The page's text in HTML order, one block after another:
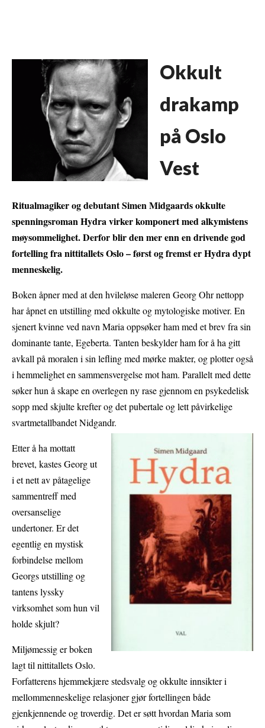
Okkult
drakamp
på Oslo
Vest
Ritualmagiker og debutant Simen Midgaards okkulte
spenningsroman Hydra virker komponert med alkymistens
møysommelighet. Derfor blir den mer enn en drivende god
fortelling fra nittitallets Oslo – først og fremst er Hydra dypt
menneskelig.
Boken åpner med at den hvileløse maleren Georg Ohr nettopp
har åpnet en utstilling med okkulte og mytologiske motiver. En
sjenert kvinne ved navn Maria oppsøker ham med et brev fra sin
dominante tante, Egeberta. Tanten beskylder ham for å ha gitt
avkall på moralen i sin lefling med mørke makter, og plotter også
i hemmelighet en sammensvergelse mot ham. Parallelt med dette
søker hun å skape en overlegen ny rase gjennom en psykedelisk
sopp med skjulte krefter og det pubertale og lett påvirkelige
svartmetallbandet Nidgandr.
Etter å ha mottatt
brevet, kastes Georg ut
i et nett av påtagelige
sammentreff med
oversanselige
undertoner. Er det
egentlig en mystisk
forbindelse mellom
Georgs utstilling og
tantens lyssky
virksomhet som hun vil
holde skjult?
Miljømessig er boken
lagt til nittitallets Oslo.
Forfatterens hjemmekjære stedsvalg og okkulte innsikter i
mellommenneskelige relasjoner gjør fortellingen både
gjenkjennende og troverdig. Det er søtt hvordan Maria som